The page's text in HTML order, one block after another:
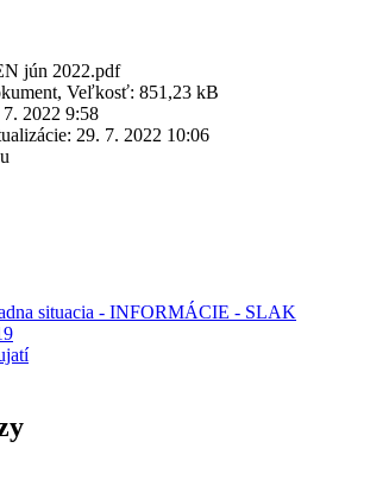
jún 2022.pdf
Veľkosť: 851,23 kB
7. 2022 9:58
29. 7. 2022 10:06
situacia - INFORMÁCIE - SLAK